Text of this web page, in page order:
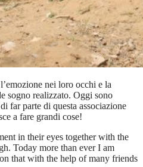
nei loro occhi e la
sogno realizzato. Oggi sono
far parte di questa associazione
a fare grandi cose!
in their eyes together with the
Today more than ever I am
that with the help of many friends